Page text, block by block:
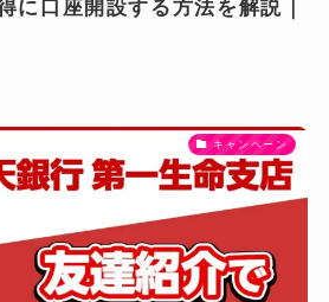
に口座開設する方法を解説｜
キャンペーン